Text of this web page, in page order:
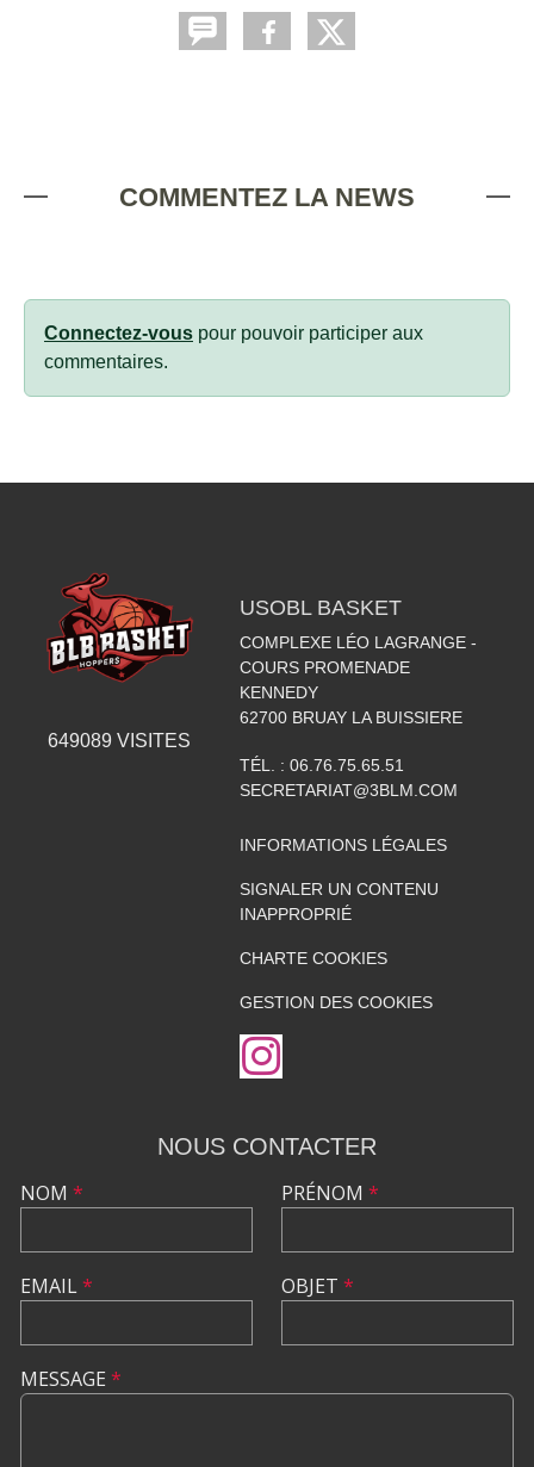
COMMENTEZ LA NEWS
Connectez-vous pour pouvoir participer aux
commentaires.
649089 VISITES
USOBL BASKET
COMPLEXE LÉO LAGRANGE -
COURS PROMENADE
KENNEDY
62700 BRUAY LA BUISSIERE
TÉL. : 06.76.75.65.51
SECRETARIAT@3BLM.COM
INFORMATIONS LÉGALES
SIGNALER UN CONTENU
INAPPROPRIÉ
CHARTE COOKIES
GESTION DES COOKIES
NOUS CONTACTER
NOM *
EMAIL*
PRÉNOM *
OBJET *
MESSAGE *